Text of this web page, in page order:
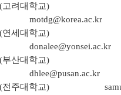
고려대학교)
motdg@korea.ac.kr
연세대학교)
donalee@yonsei.ac.kr
부산대학교)
dhlee@pusan.ac.kr
전주대학교)